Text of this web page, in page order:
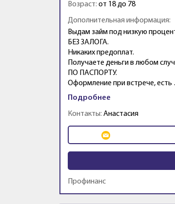
Возраст: от 18 до 78
Дополнительная информация:
Выдам займ под низкую
БЕЗ ЗАЛОГА.
Никаких предоплат.
Получаете деньги в любом
ПО ПАСПОРТУ.
Оформление при встрече,
Подробнее
Контакты: Анастасия
Профинанс